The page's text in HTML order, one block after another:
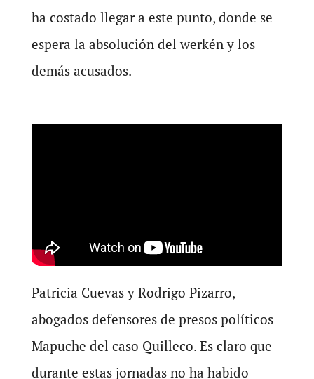
ha costado llegar a este punto, donde se
espera la absolución del werkén y los
demás acusados.
Patricia Cuevas y Rodrigo Pizarro,
abogados defensores de presos políticos
Mapuche del caso Quilleco. Es claro que
durante estas jornadas no ha habido